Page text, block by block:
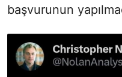
başvurunun